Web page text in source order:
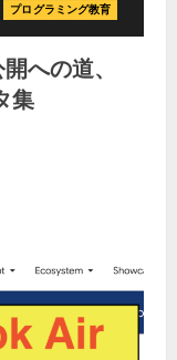
プログラミング教育
への道、
集